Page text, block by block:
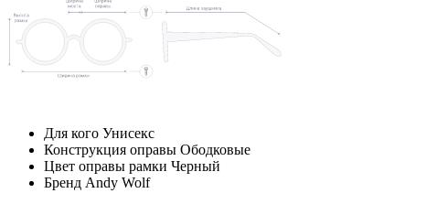
Для кого Унисекс
Конструкция оправы Ободковые
Цвет оправы рамки Черный
Бренд Andy Wolf